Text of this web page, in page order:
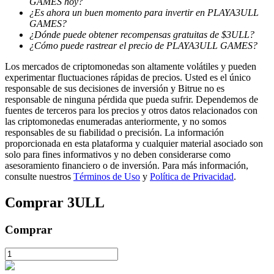
Bloqueos BTR
Inversiones exclusivas para titulares de BTR
Préstamos
¿Es ahora un buen momento para invertir en PLAYA3ULL
GAMES?
¿Dónde puede obtener recompensas gratuitas de $3ULL?
¿Cómo puede rastrear el precio de PLAYA3ULL GAMES?
Los mercados de criptomonedas son altamente volátiles y pueden
experimentar fluctuaciones rápidas de precios. Usted es el único
responsable de sus decisiones de inversión y Bitrue no es
responsable de ninguna pérdida que pueda sufrir. Dependemos de
fuentes de terceros para los precios y otros datos relacionados con
las criptomonedas enumeradas anteriormente, y no somos
responsables de su fiabilidad o precisión. La información
proporcionada en esta plataforma y cualquier material asociado son
solo para fines informativos y no deben considerarse como
asesoramiento financiero o de inversión. Para más información,
consulte nuestros Términos de Uso y Política de Privacidad.
Comprar 3ULL
Comprar